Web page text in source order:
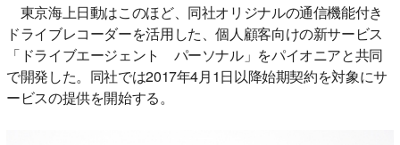
東京海上日動はこのほど、同社オリジナルの通信機能付き
ドライブレコーダーを活用した、個人顧客向けの新サービス
「ドライブエージェント パーソナル」をパイオニアと共同
で開発した。同社では2017年4月1日以降始期契約を対象にサ
ービスの提供を開始する。